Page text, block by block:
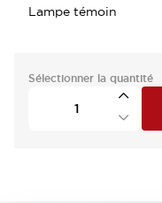
Lampe témoin
Sélectionner la quantité